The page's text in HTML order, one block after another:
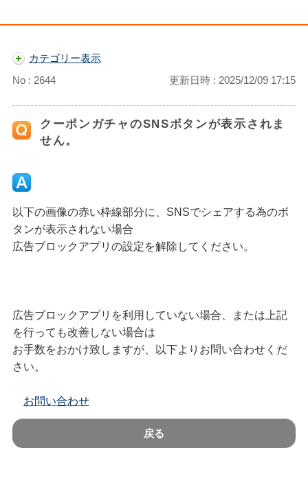
カテゴリー表示
No : 2644
更新日時 : 2025/12/09 17:15
クーポンガチャのSNSボタンが表示されま
せん。
以下の画像の赤い枠線部分に、SNSでシェアする為のボ
タンが表示されない場合
広告ブロックアプリの設定を解除してください。
広告ブロックアプリを利用していない場合、または上記
を行っても改善しない場合は
お手数をおかけ致しますが、以下よりお問い合わせくだ
さい。
お問い合わせ
戻る